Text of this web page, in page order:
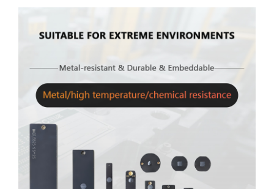
подобряване на оперативната
Guangdong Xinye Intelligent Label Co...